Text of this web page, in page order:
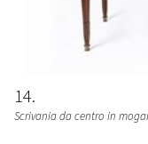
14
Scrivania da centro in